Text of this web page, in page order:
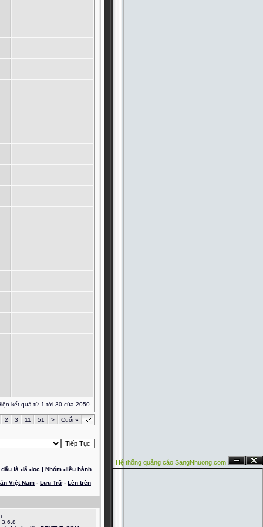
kết quả từ 1 tới 30 của 2050
2 3 11 51 > Cuối »
Ẩn Đóng
Hệ thống quảng cáo SangNhuong.com;
là đã đọc | Nhóm điều hành
Việt Nam - Lưu Trữ- Lên trên
3.6.8